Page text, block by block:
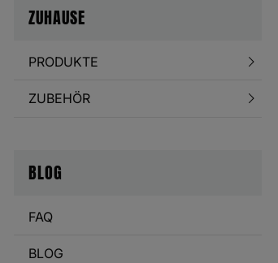
ZUHAUSE
PRODUKTE
ZUBEHÖR
BLOG
FAQ
BLOG